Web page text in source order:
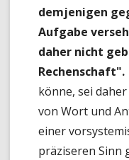
demjenigen
Aufgabe
daher nicht
Rechenschaft".
könne, sei
von Wort und
einer
präziseren Sinn